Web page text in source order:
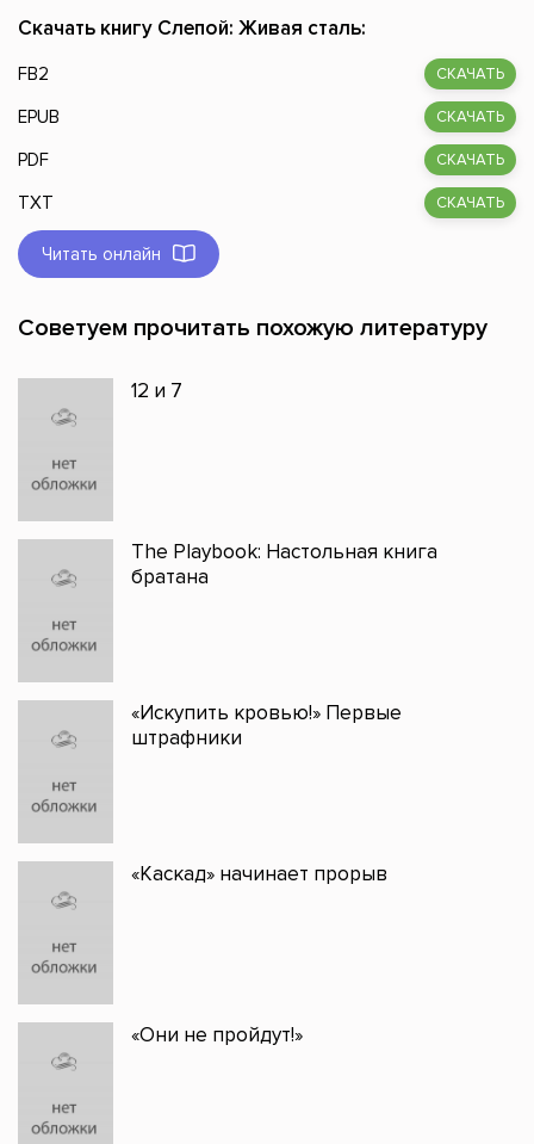
Скачать книгу Слепой: Живая сталь:
FB2 СКАЧАТЬ
EPUB СКАЧАТЬ
PDF СКАЧАТЬ
TXT СКАЧАТЬ
Читать онлайн
Советуем прочитать похожую литературу
12 и 7
The Playbook: Настольная книга
братана
«Искупить кровью!» Первые
штрафники
«Каскад» начинает прорыв
«Они не пройдут!»